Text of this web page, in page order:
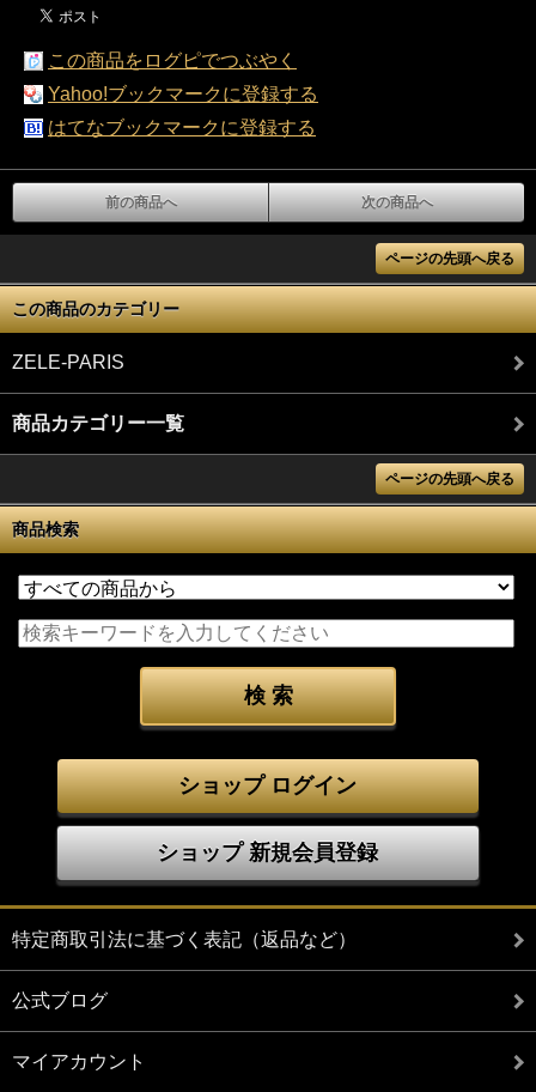
この商品をログピでつぶやく
Yahoo!ブックマークに登録する
はてなブックマークに登録する
前の商品へ 次の商品へ
ページの先頭へ戻る
この商品のカテゴリー
ZELE-PARIS
商品カテゴリー一覧
ページの先頭へ戻る
商品検索
ショップ ログイン
ショップ 新規会員登録
特定商取引法に基づく表記（返品など）
公式ブログ
マイアカウント